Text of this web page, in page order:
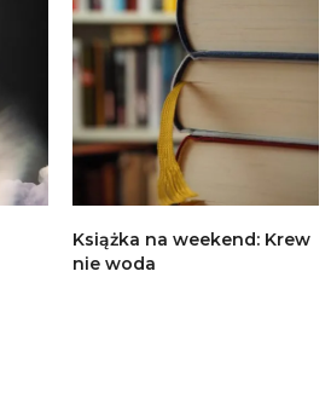
Książka na weekend: Krew
nie woda